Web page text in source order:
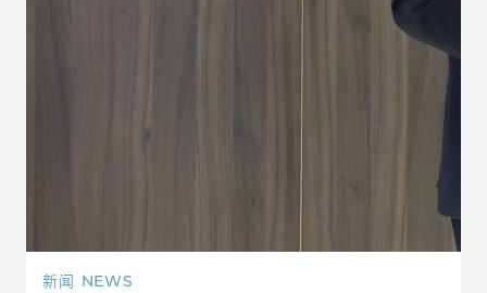
新闻 NEWS